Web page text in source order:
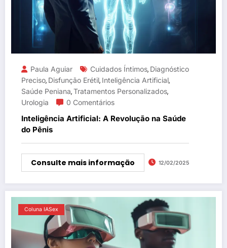
Paula Aguiar Cuidados Íntimos, Diagnóstico
Preciso, Disfunção Erétil, Inteligência Artificial,
Saúde Peniana,Tratamentos Personalizados,
Urologia
0 Comentários
Inteligência Artificial: A Revolução na Saúde
do Pênis
Consulte mais informação 12/02/2025
Coluna IASex